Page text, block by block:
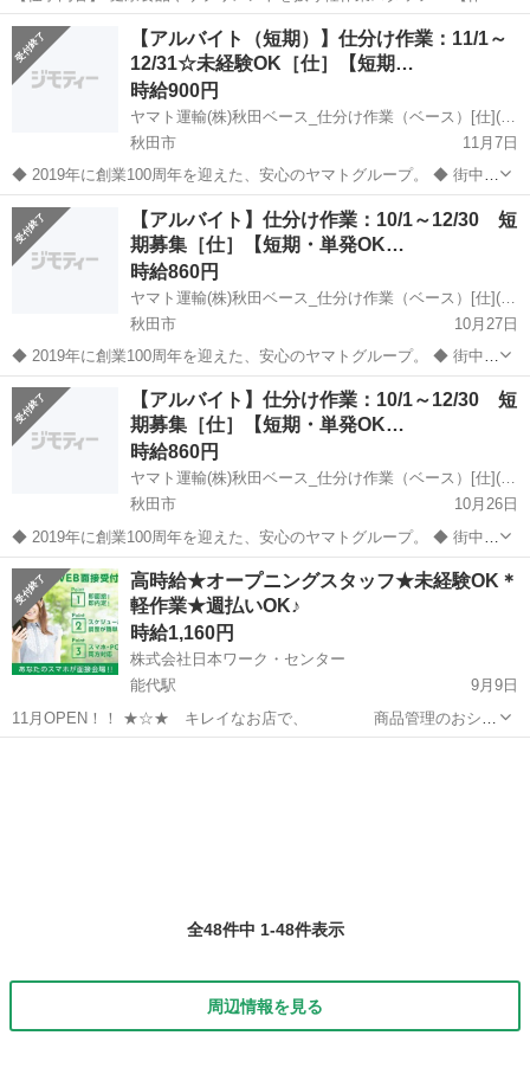
内容は…】 ・商品にラベルを貼るだけ ・キズがないかチェック ・指
示通りに梱包 ・商品を箱に入れるだけ 【ポイント】 ・重い物ナシ ...
秋田 倉庫 時給
【アルバイト（短期）】仕分け作業：11/1～
12/31☆未経験OK［仕］【短期…
時給900円
ヤマト運輸(株)秋田ベース_仕分け作業（ベース）[仕](広告No.Y00000248549)
秋田市
11月7日
◆ 2019年に創業100周年を迎えた、安心のヤマトグループ。 ◆ 街中で
もよく見かける身近なクロネコヤマト。 荷物を無事にお届けするまで
には、様々なお仕事があります。 ヤマトグループの一員として仕事し
てみませんか？ ＜...
秋田
【アルバイト】仕分け作業：10/1～12/30 短
期募集［仕］【短期・単発OK…
時給860円
ヤマト運輸(株)秋田ベース_仕分け作業（ベース）[仕](広告No.Y00000216872)
秋田市
10月27日
◆ 2019年に創業100周年を迎えた、安心のヤマトグループ。 ◆ 街中で
もよく見かける身近なクロネコヤマト。 荷物を無事にお届けするまで
には、様々なお仕事があります。 ヤマトグループの一員として仕事し
てみませんか？ ＜...
秋田
【アルバイト】仕分け作業：10/1～12/30 短
期募集［仕］【短期・単発OK…
時給860円
ヤマト運輸(株)秋田ベース_仕分け作業（ベース）[仕](広告No.Y00000216873)
秋田市
10月26日
◆ 2019年に創業100周年を迎えた、安心のヤマトグループ。 ◆ 街中で
もよく見かける身近なクロネコヤマト。 荷物を無事にお届けするまで
には、様々なお仕事があります。 ヤマトグループの一員として仕事し
てみませんか？ ＜...
秋田 秋田市 倉庫
高時給★オープニングスタッフ★未経験OK＊
軽作業★週払いOK♪
時給1,160円
株式会社日本ワーク・センター
能代駅
9月9日
11月OPEN！！ ★☆★ キレイなお店で、 商品管理のおシゴ
ト ★☆★ ・商品の納品チェック ・商品のディスプレイ・補充 ・
全48件中 1-48件表示
周辺情報を見る